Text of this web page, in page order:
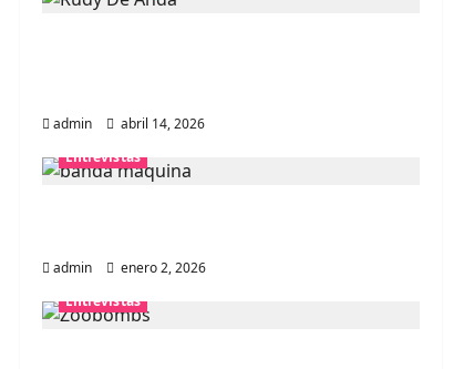
admin
abril 14, 2026
Entrevistas
admin
enero 2, 2026
Entrevistas